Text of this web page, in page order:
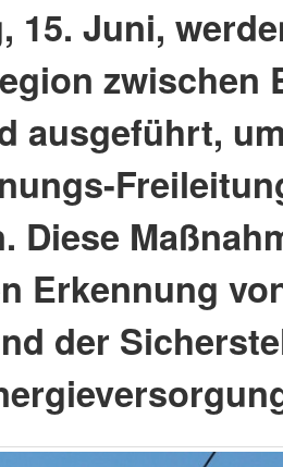
15. Juni,
zwischen
ausgeführt,
Diese
Erkennung
der